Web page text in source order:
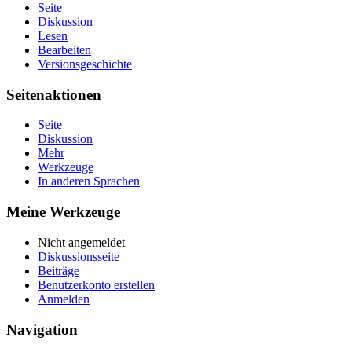
Seite
Diskussion
Lesen
Bearbeiten
Versionsgeschichte
Seitenaktionen
Seite
Diskussion
Mehr
Werkzeuge
In anderen Sprachen
Meine Werkzeuge
Nicht angemeldet
Diskussionsseite
Beiträge
Benutzerkonto erstellen
Anmelden
Navigation